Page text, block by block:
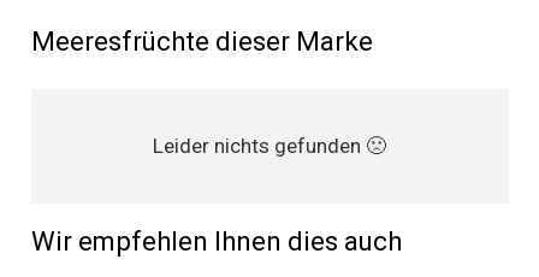
Meeresfrüchte dieser Marke
Leider nichts gefunden 🙁
Wir empfehlen Ihnen dies auch